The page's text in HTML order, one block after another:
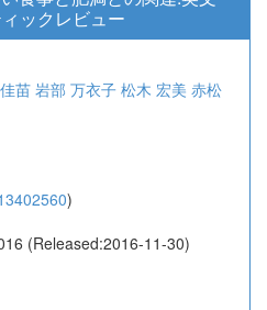
ックレビュー
苗岩部 万衣子 松木 宏美 赤松
)
(Released:2016-11-30)